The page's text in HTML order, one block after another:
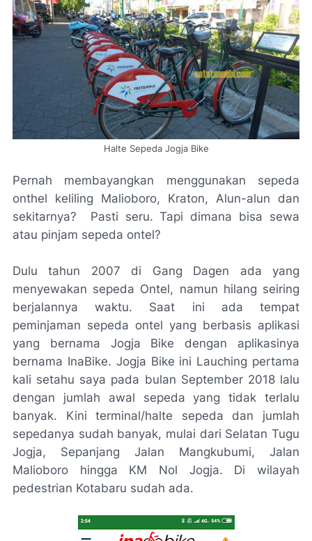
Halte Sepeda Jogja Bike
Pernah membayangkan menggunakan sepeda
onthel keliling Malioboro, Kraton, Alun-alun dan
sekitarnya? Pasti seru. Tapi dimana bisa sewa
atau pinjam sepeda ontel?
Dulu tahun 2007 di Gang Dagen ada yang
menyewakan sepeda Ontel, namun hilang seiring
berjalannya waktu. Saat ini ada tempat
peminjaman sepeda ontel yang berbasis aplikasi
yang bernama Jogja Bike dengan aplikasinya
bernama InaBike. Jogja Bike ini Lauching pertama
kali setahu saya pada bulan September 2018 lalu
dengan jumlah awal sepeda yang tidak terlalu
banyak. Kini terminal/halte sepeda dan jumlah
sepedanya sudah banyak, mulai dari Selatan Tugu
Jogja, Sepanjang Jalan Mangkubumi, Jalan
Malioboro hingga KM Nol Jogja. Di wilayah
pedestrian Kotabaru sudah ada.